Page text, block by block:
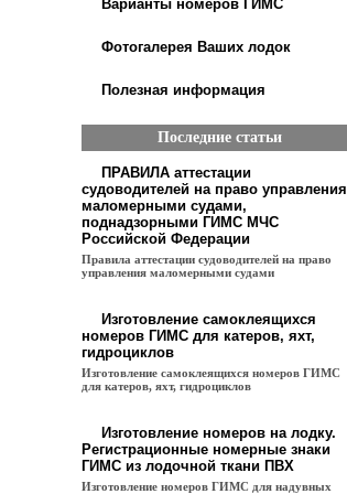
Варианты номеров ГИМС
Фотогалерея Ваших лодок
Полезная информация
Последние статьи
ПРАВИЛА аттестации
судоводителей на право управления
маломерными судами,
поднадзорными ГИМС МЧС
Российской Федерации
Правила аттестации судоводителей на право
управления маломерными судами
Изготовление самоклеящихся
номеров ГИМС для катеров, яхт,
гидроциклов
Изготовление самоклеящихся номеров ГИМС
для катеров, яхт, гидроциклов
Изготовление номеров на лодку.
Регистрационные номерные знаки
ГИМС из лодочной ткани ПВХ
Изготовление номеров ГИМС для надувных